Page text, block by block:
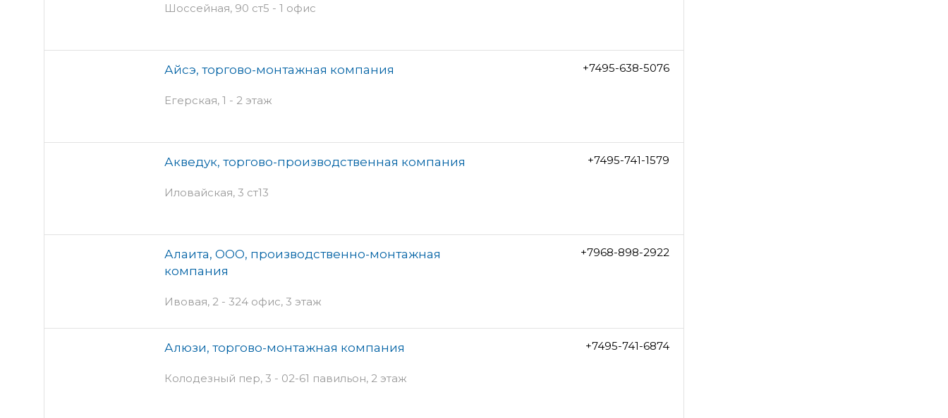
Шоссейная, 90 ст5 - 1 офис
Айсэ, торгово-монтажная компания
Егерская, 1 - 2 этаж
+7495-638-5076
Акведук, торгово-производственная компания
Иловайская, 3 ст13
+7495-741-1579
Алаита, ООО, производственно-монтажная
компания
Ивовая, 2 - 324 офис, 3 этаж
+7968-898-2922
Алюзи, торгово-монтажная компания
Колодезный пер, 3 - 02-61 павильон, 2 этаж
+7495-741-6874